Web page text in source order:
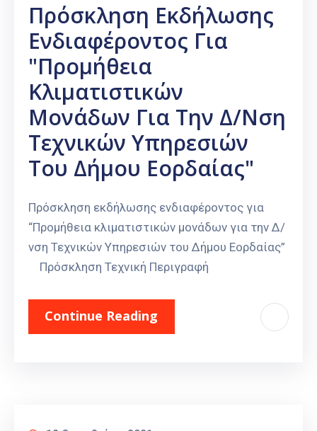
Πρόσκληση Εκδήλωσης
Ενδιαφέροντος Για
"Προμήθεια
Κλιματιστικών
Μονάδων Για Την Δ/νση
Τεχνικών Υπηρεσιών
Του Δήμου Εορδαίας"
Πρόσκληση εκδήλωσης ενδιαφέροντος για
“Προμήθεια κλιματιστικών μονάδων για την Δ/
νση Τεχνικών Υπηρεσιών του Δήμου Εορδαίας”
Πρόσκληση Τεχνική Περιγραφή
Continue Reading